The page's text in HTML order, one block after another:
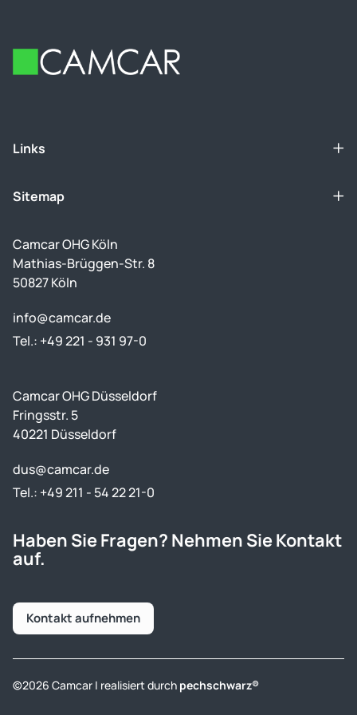
Footer
Links
Sitemap
Camcar OHG Köln
Mathias-Brüggen-Str. 8
50827 Köln
info@camcar.de
Tel.: +49 221 - 931 97-0
Camcar OHG Düsseldorf
Fringsstr. 5
40221 Düsseldorf
dus@camcar.de
Tel.: +49 211 - 54 22 21-0
Haben Sie Fragen? Nehmen Sie Kontakt
auf.
Kontakt aufnehmen
©2026 Camcar | realisiert durch pechschwarz®